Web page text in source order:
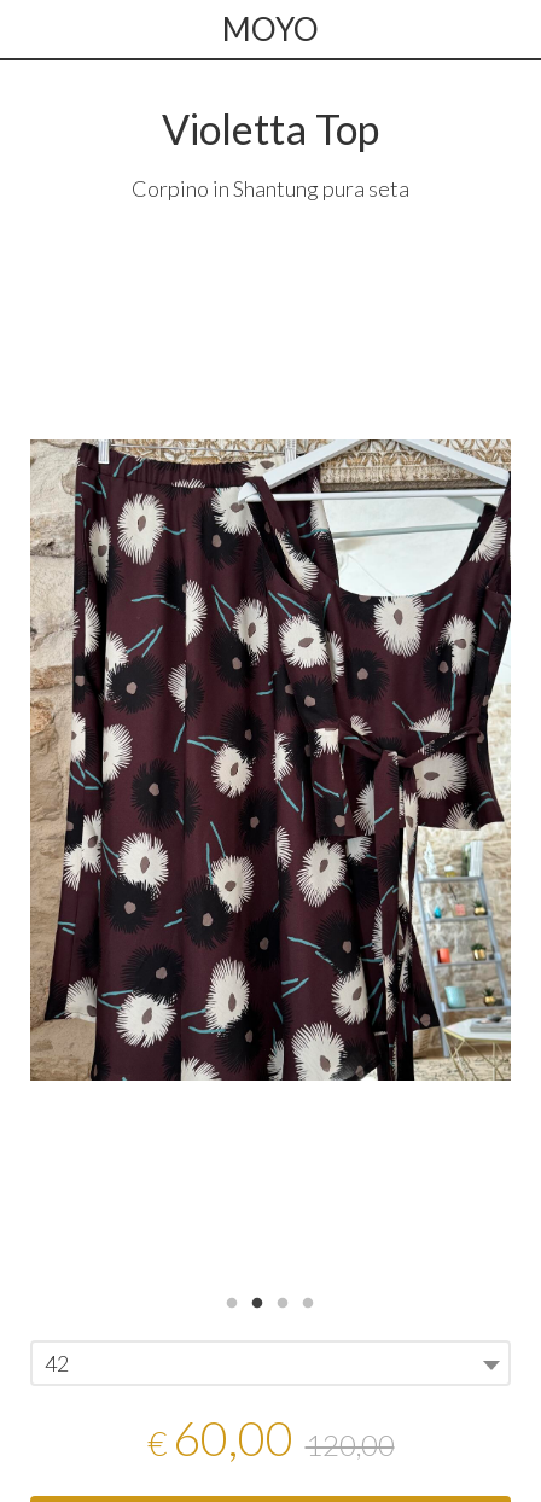
MOYO
Violetta Top
Corpino in Shantung pura seta
42
€ 60,00 120,00